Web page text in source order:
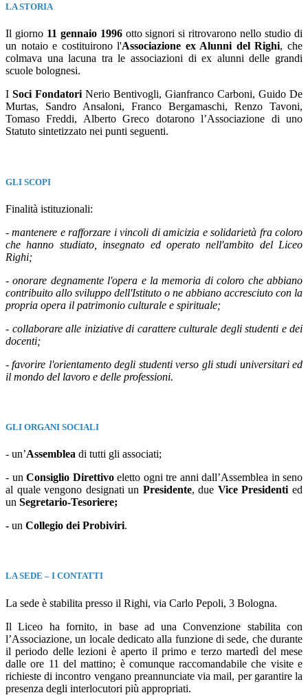
LA STORIA
Il giorno 11 gennaio 1996otto signori si ritrovarono nello studio di
un notaio e costituirono l'Associazione ex Alunni del Righi, che
colmava una lacuna tra le associazioni di ex alunni delle grandi
scuole bolognesi.
I Soci FondatoriNerio Bentivogli, Gianfranco Carboni, Guido De
Murtas, Sandro Ansaloni, Franco Bergamaschi, Renzo Tavoni,
Tomaso Freddi, Alberto Greco dotarono l’Associazione di uno
Statuto sintetizzato nei punti seguenti.
GLI SCOPI
Finalità istituzionali:
-mantenere e rafforzare i vincoli di amicizia e solidarietà fra coloro
che hanno studiato, insegnato ed operato nell'ambito del Liceo
Righi;
-onorare degnamente l'opera e la memoria di coloro che abbiano
contribuito allo sviluppo dell'Istituto o ne abbiano accresciuto con la
propria opera il patrimonio culturale e spirituale;
- collaborare alle iniziative di carattere culturale degli studenti e dei
docenti;
- favorire l'orientamento degli studenti verso gli studi universitari ed
il mondo del lavoro e delle professioni.
GLI ORGANI SOCIALI
- un’Assemblea di tutti gli associati;
- un Consiglio Direttivoeletto ogni tre anni dall’Assemblea in seno
al quale vengono designati un Presidente, due Vice Presidenti ed
un Segretario-Tesoriere;
- un Collegio dei Probiviri.
LA SEDE – I CONTATTI
La sede è stabilita presso il Righi, via Carlo Pepoli, 3 Bologna.
Il Liceo ha fornito, in base ad una Convenzione stabilita con
l’Associazione, un locale dedicato alla funzione di sede, che durante
il periodo delle lezioni è aperto il primo e terzo martedì del mese
dalle ore 11 del mattino; è comunque raccomandabile che visite e
richieste di incontro vengano preannunciate via mail, per garantire la
presenza degli interlocutori più appropriati.